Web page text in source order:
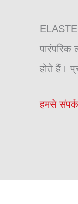
पारंपरिक
होते हैं।
हमसे